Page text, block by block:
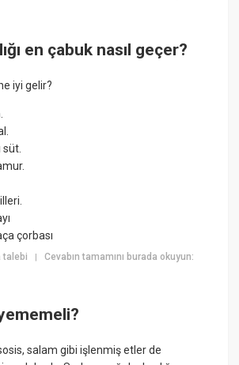
en çabuk nasıl geçer?
iyi gelir?
süt.
çorbası
talebi |Cevabın tamamını burada okuyun:
salam gibi işlenmiş etler de